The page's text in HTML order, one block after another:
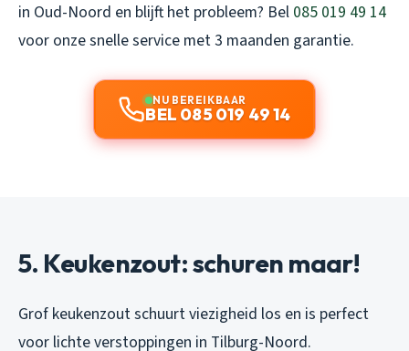
in Oud-Noord en blijft het probleem? Bel 085 019 49 14
voor onze snelle service met 3 maanden garantie.
NU BEREIKBAAR
BEL 085 019 49 14
5. Keukenzout: schuren maar!
Grof keukenzout schuurt viezigheid los en is perfect
voor lichte verstoppingen in Tilburg-Noord.